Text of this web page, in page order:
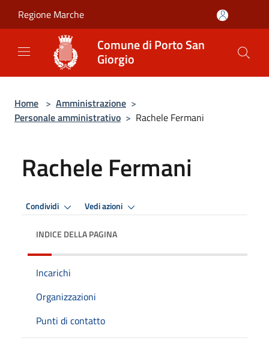
Regione Marche
Comune di Porto San
Giorgio
Home > Amministrazione >
Personale amministrativo > Rachele Fermani
Rachele Fermani
Condividi Vedi azioni
INDICE DELLA PAGINA
Incarichi
Organizzazioni
Punti di contatto